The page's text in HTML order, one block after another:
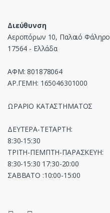
Διεύθυνση
Αεροπόρων 10, Παλαιό Φάληρο
17564 - Ελλάδα
ΑΦΜ: 801878064
ΑΡ.ΓΕΜΗ: 165046301000
ΩΡΑΡΙΟ ΚΑΤΑΣΤΗΜΑΤΟΣ
ΔΕΥΤΕΡΑ-ΤΕΤΑΡΤΗ:
8:30-15:30
ΤΡΙΤΗ-ΠΕΜΠΤΗ-ΠΑΡΑΣΚΕΥΗ:
8:30-15:30 17:30-20:00
ΣΑΒΒΑΤΟ :10:00-15:00